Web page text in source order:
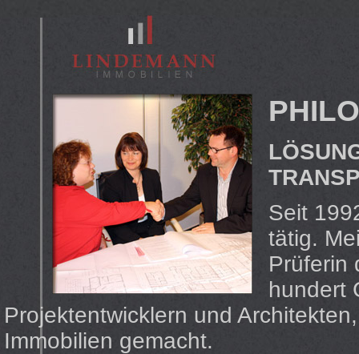
Seit
tätig.
Prüferin
hundert
Projektentwicklern und
Immobilien gemacht.